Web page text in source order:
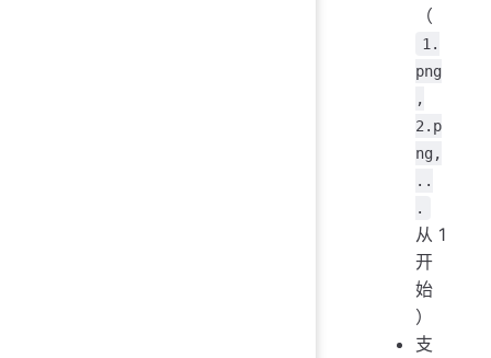
（
1.
png
,
2.p
ng,
..
.
从 1
开
始
）
支